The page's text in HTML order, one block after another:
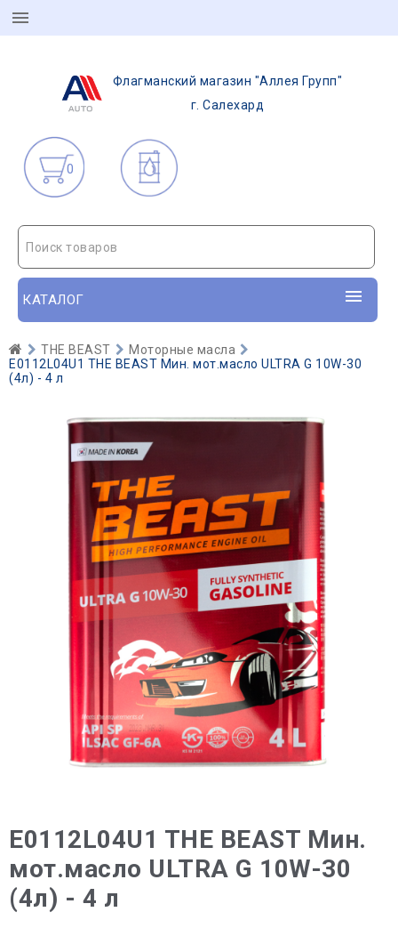
Флагманский магазин "Аллея Групп"
г. Салехард
0
Поиск товаров
КАТАЛОГ
THE BEAST
Моторные масла
E0112L04U1 THE BEAST Мин. мот.масло ULTRA G 10W-30
(4л) - 4 л
E0112L04U1 THE BEAST Мин.
мот.масло ULTRA G 10W-30
(4л) - 4 л